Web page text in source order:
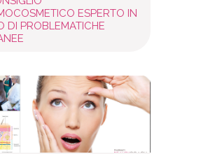
ESPERTO IN
DI PROBLEMATICHE